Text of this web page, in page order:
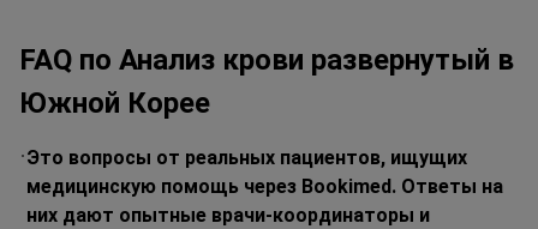
FAQ по Анализ крови развернутый в
Южной Корее
Это вопросы от реальных пациентов, ищущих
медицинскую помощь через Bookimed. Ответы на
них дают опытные врачи-координаторы и